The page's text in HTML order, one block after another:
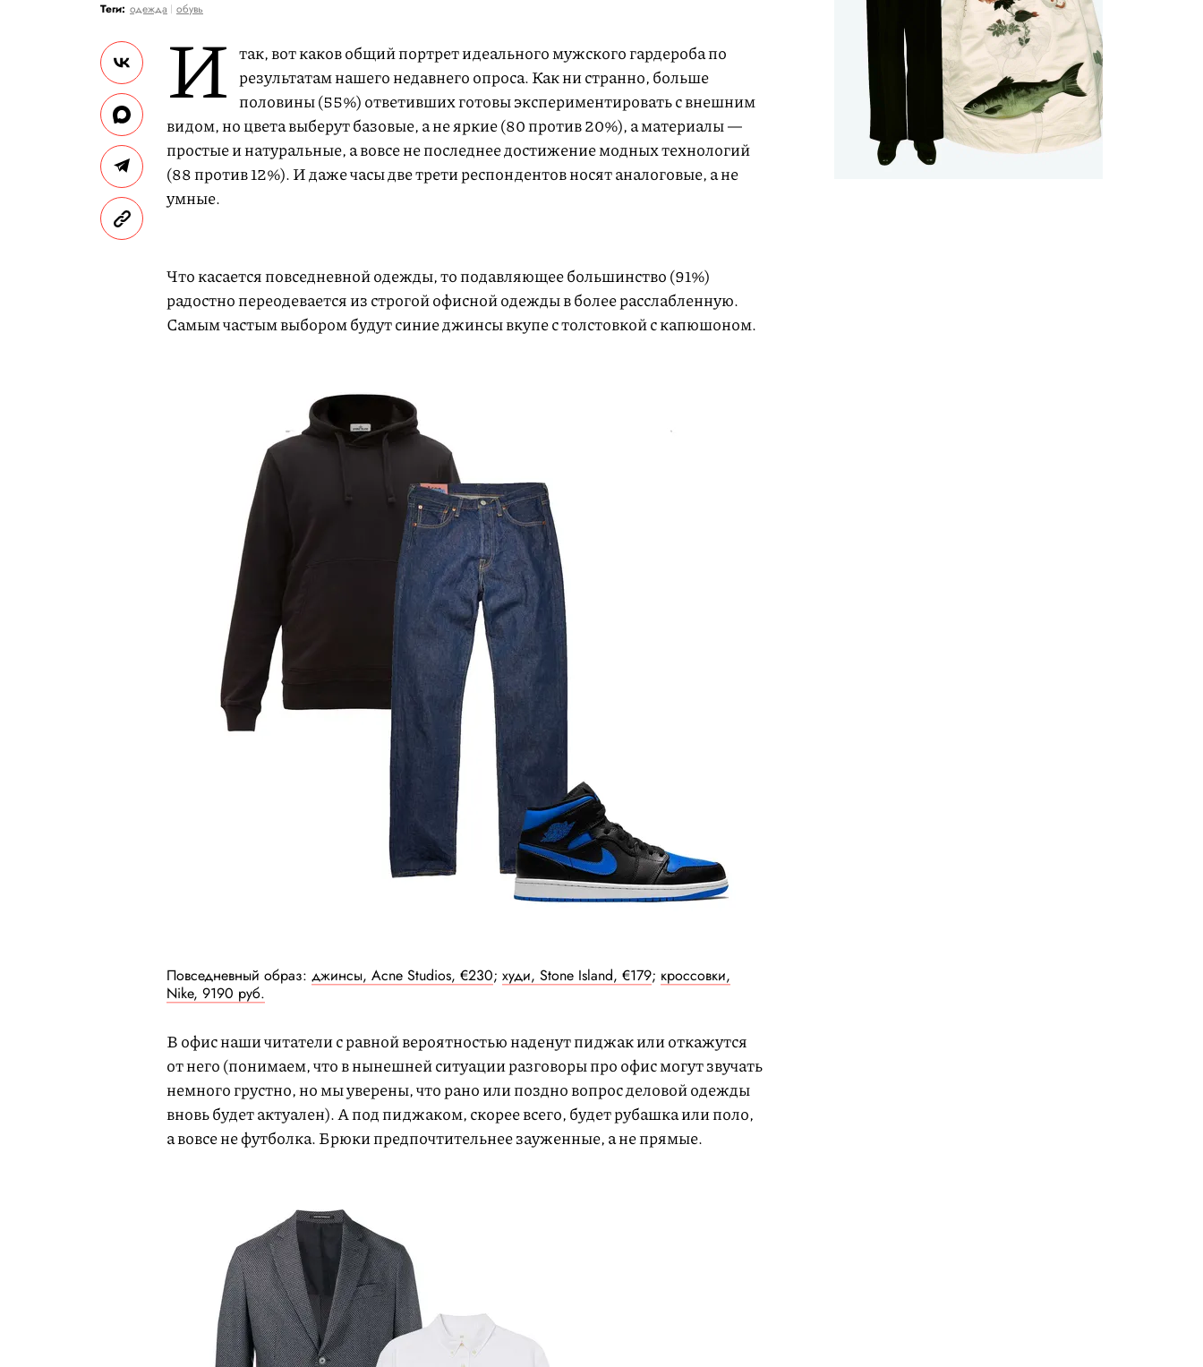
Теги: одежда обувь
И так, вот каков общий портрет идеального мужского гардероба по
результатам нашего недавнего опроса. Как ни странно, больше
половины (55%) ответивших готовы экспериментировать с внешним
видом, но цвета выберут базовые, а не яркие (80 против 20%), а материалы —
простые и натуральные, а вовсе не последнее достижение модных технологий
(88 против 12%). И даже часы две трети респондентов носят аналоговые, а не
умные.
Что касается повседневной одежды, то подавляющее большинство (91%)
радостно переодевается из строгой офисной одежды в более расслабленную.
Самым частым выбором будут синие джинсы вкупе с толстовкой с капюшоном.
Повседневный образ: джинсы, Acne Studios, €230; худи, Stone Island, €179; кроссовки,
Nike, 9190 руб.
В офис наши читатели с равной вероятностью наденут пиджак или откажутся
от него (понимаем, что в нынешней ситуации разговоры про офис могут звучать
немного грустно, но мы уверены, что рано или поздно вопрос деловой одежды
вновь будет актуален). А под пиджаком, скорее всего, будет рубашка или поло,
а вовсе не футболка. Брюки предпочтительнее зауженные, а не прямые.